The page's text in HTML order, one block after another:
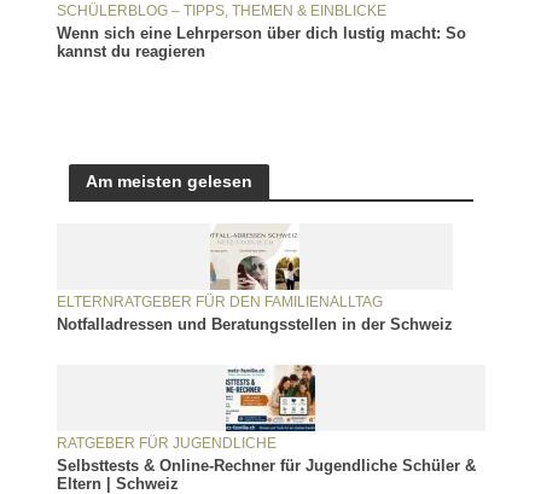
SCHÜLERBLOG – TIPPS, THEMEN & EINBLICKE
Wenn sich eine Lehrperson über dich lustig macht: So
kannst du reagieren
Am meisten gelesen
ELTERNRATGEBER FÜR DEN FAMILIENALLTAG
Notfalladressen und Beratungsstellen in der Schweiz
RATGEBER FÜR JUGENDLICHE
Selbsttests & Online-Rechner für Jugendliche Schüler &
Eltern | Schweiz